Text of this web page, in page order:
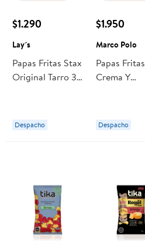
$1.290
Lay´s
Papas Fritas Stax
Original Tarro 36
Despacho
$1.950
Marco Polo
Papas Fritas
Crema Y
Despacho